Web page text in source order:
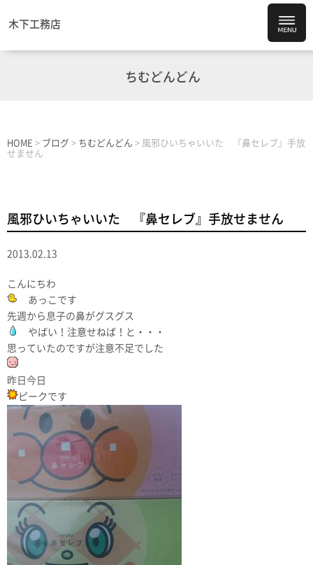
木下工務店
ちむどんどん
HOME > ブログ > ちむどんどん > 風邪ひいちゃいいた 『鼻セレブ』手放
せません
風邪ひいちゃいいた 『鼻セレブ』手放せません
2013.02.13
こんにちわ
あっこです
先週から息子の鼻がグスグス
やばい！注意せねば！と・・・
思っていたのですが注意不足でした
昨日今日
ピークです